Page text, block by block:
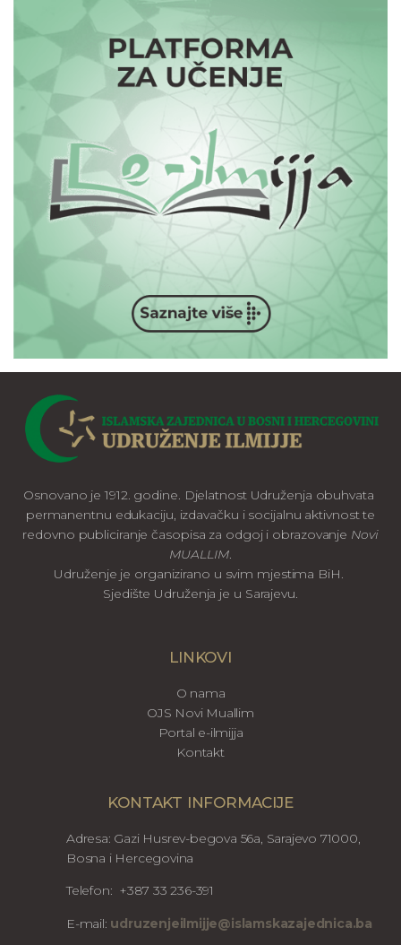
Osnovano je 1912. godine. Djelatnost Udruženja obuhvata
permanentnu edukaciju, izdavačku i socijalnu aktivnost te
redovno publiciranje časopisa za odgoj i obrazovanje Novi
MUALLIM.
Udruženje je organizirano u svim mjestima BiH.
Sjedište Udruženja je u Sarajevu.
LINKOVI
O nama
OJS Novi Muallim
Portal e-ilmijja
Kontakt
KONTAKT INFORMACIJE
Adresa: Gazi Husrev-begova 56a, Sarajevo 71000,
Bosna i Hercegovina
Telefon: +387 33 236-391
E-mail: udruzenjeilmijje@islamskazajednica.ba